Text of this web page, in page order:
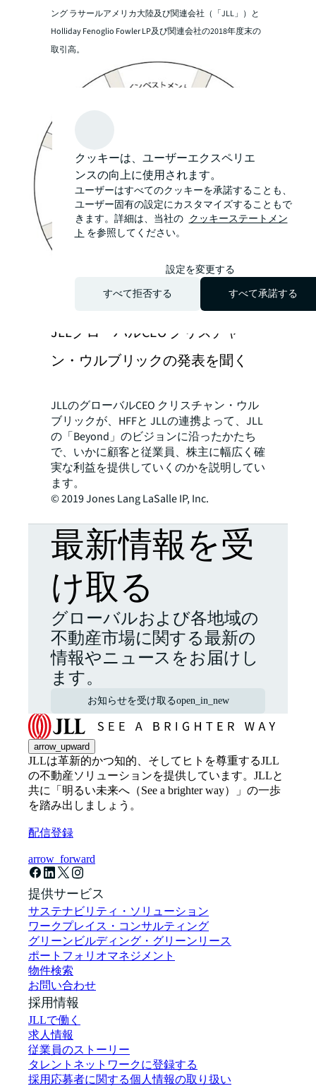
ング ラサールアメリカ大陸及び関連会社（「JLL」）と
Holliday Fenoglio Fowler LP及び関連会社の2018年度末の
取引高。
JLLグローバルCEO クリスチャ
ン・ウルブリックの発表を聞く
JLLのグローバルCEO クリスチャン・ウル
ブリックが、HFFと JLLの連携よって、JLL
の「Beyond」のビジョンに沿ったかたち
で、いかに顧客と従業員、株主に幅広く確
実な利益を提供していくのかを説明してい
ます。
© 2019 Jones Lang LaSalle IP, Inc.
最新情報を受
け取る
グローバルおよび各地域の
不動産市場に関する最新の
情報やニュースをお届けし
ます。
お知らせを受け取るopen_in_new
arrow_upward
JLLは革新的かつ知的、そしてヒトを尊重するJLL
の不動産ソリューションを提供しています。JLLと
共に「明るい未来へ（See a brighter way）」の一歩
を踏み出しましょう。
配信登録
arrow_forward
提供サービス
サステナビリティ・ソリューション
ワークプレイス・コンサルティング
グリーンビルディング・グリーンリース
ポートフォリオマネジメント
物件検索
お問い合わせ
採用情報
JLLで働く
求人情報
従業員のストーリー
タレントネットワークに登録する
採用応募者に関する個人情報の取り扱い
クッキーは、ユーザーエクスペリエ
ンスの向上に使用されます。
ユーザーはすべてのクッキーを承諾することも、
ユーザー固有の設定にカスタマイズすることもで
きます。詳細は、当社の クッキーステートメン
トを参照してください。
設定を変更する
すべて拒否する
すべて承諾する